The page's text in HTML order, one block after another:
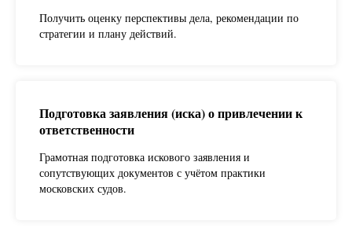
Получить оценку перспективы дела, рекомендации по
стратегии и плану действий.
Подготовка заявления (иска) о привлечении к
ответственности
Грамотная подготовка искового заявления и
сопутствующих документов с учётом практики
московских судов.